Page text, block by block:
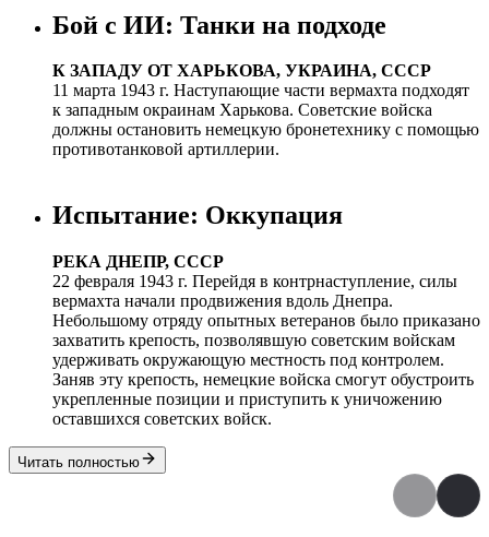
Бой с ИИ: Танки на подходе
К ЗАПАДУ ОТ ХАРЬКОВА, УКРАИНА, СССР
11 марта 1943 г. Наступающие части вермахта подходят
к западным окраинам Харькова. Советские войска
должны остановить немецкую бронетехнику с помощью
противотанковой артиллерии.
Испытание: Оккупация
РЕКА ДНЕПР, СССР
22 февраля 1943 г. Перейдя в контрнаступление, силы
вермахта начали продвижения вдоль Днепра.
Небольшому отряду опытных ветеранов было приказано
захватить крепость, позволявшую советским войскам
удерживать окружающую местность под контролем.
Заняв эту крепость, немецкие войска смогут обустроить
укрепленные позиции и приступить к уничожению
оставшихся советских войск.
Читать полностью